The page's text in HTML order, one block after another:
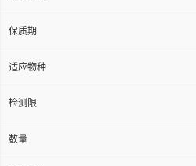
保质期
适应物种
检测限
数量